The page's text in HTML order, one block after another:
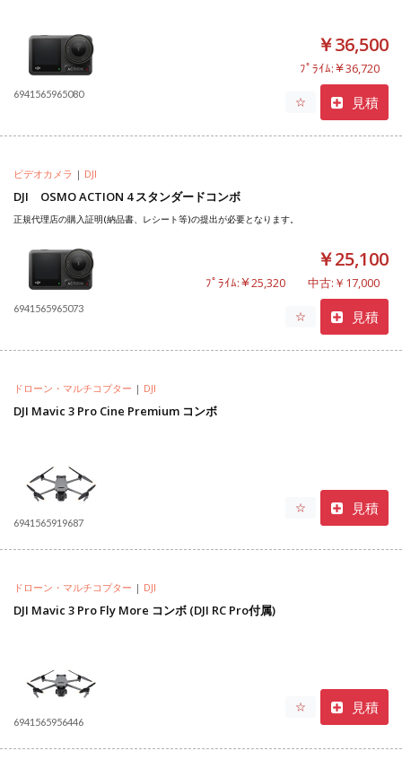
6941565965080
￥36,500
ﾌﾟﾗｲﾑ:￥36,720
☆ 見積
ビデオカメラ | DJI
DJI OSMO ACTION 4 スタンダードコンボ
正規代理店の購入証明(納品書、レシート等)の提出が必要となります。
6941565965073
￥25,100
ﾌﾟﾗｲﾑ:￥25,320 中古:￥17,000
☆ 見積
ドローン・マルチコプター | DJI
DJI Mavic 3 Pro Cine Premium コンボ
6941565919687
☆ 見積
ドローン・マルチコプター | DJI
DJI Mavic 3 Pro Fly More コンボ (DJI RC Pro付属)
6941565956446
☆ 見積